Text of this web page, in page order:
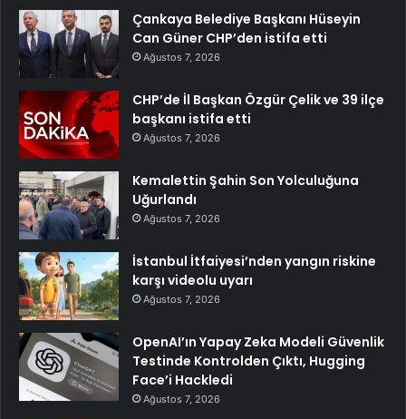
Çankaya Belediye Başkanı Hüseyin
Can Güner CHP’den istifa etti
Ağustos 7, 2026
CHP’de İl Başkan Özgür Çelik ve 39 ilçe
başkanı istifa etti
Ağustos 7, 2026
Kemalettin Şahin Son Yolculuğuna
Uğurlandı
Ağustos 7, 2026
İstanbul İtfaiyesi’nden yangın riskine
karşı videolu uyarı
Ağustos 7, 2026
OpenAI’ın Yapay Zeka Modeli Güvenlik
Testinde Kontrolden Çıktı, Hugging
Face’i Hackledi
Ağustos 7, 2026